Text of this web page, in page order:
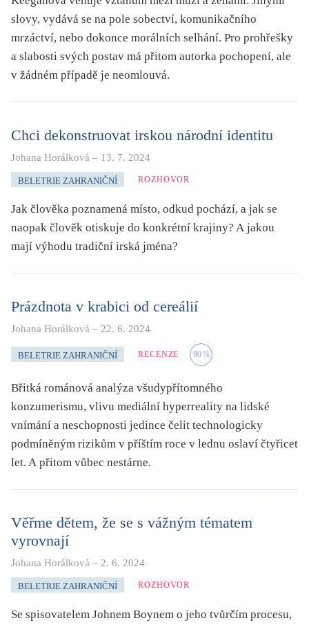
slovy, vydává se na pole sobectví, komunikačního
mrzáctví, nebo dokonce morálních selhání. Pro prohřešky
a slabosti svých postav má přitom autorka pochopení, ale
v žádném případě je neomlouvá.
Chci dekonstruovat irskou národní identitu
Johana Horálková – 13. 7. 2024
BELETRIE ZAHRANIČNÍ ROZHOVOR
Jak člověka poznamená místo, odkud pochází, a jak se
naopak člověk otiskuje do konkrétní krajiny? A jakou
mají výhodu tradiční irská jména?
Prázdnota v krabici od cereálií
Johana Horálková – 22. 6. 2024
BELETRIE ZAHRANIČNÍ RECENZE 90%
Břitká románová analýza všudypřítomného
konzumerismu, vlivu mediální hyperreality na lidské
vnímání a neschopnosti jedince čelit technologicky
podmíněným rizikům v příštím roce v lednu oslaví čtyřicet
let. A přitom vůbec nestárne.
Věřme dětem, že se s vážným tématem
vyrovnají
Johana Horálková – 2. 6. 2024
BELETRIE ZAHRANIČNÍ ROZHOVOR
Se spisovatelem Johnem Boynem o jeho tvůrčím procesu,